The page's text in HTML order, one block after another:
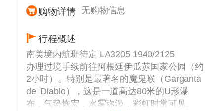
有它们的画像。
推荐自费活动：
1.伊瓜苏瀑布冲浪船：约USD120/人，建议游
客穿泳衣；且此项目具有一定的惊险刺激性，
因此患有高血压、心脏病等疾病或年纪大的客
人不建议参加！请客人慎重选择！（此为参考
价格，实际价格以当地确认为准）
2.伊瓜苏直升机俯瞰瀑布全景：约USD180/
人，（此为参考价格，实际价格以当地确认为
购物详情 无购物信息
行程概述
南美境内航班待定 LA3205 1940/2125
办理过境手续前往阿根廷伊瓜苏国家公园（约
2小时）。特别是最著名的魔鬼喉（Garganta
del Diablo），这是一道高达80米的U形瀑
布，气势恢宏，水雾弥漫，彩虹时常可见。